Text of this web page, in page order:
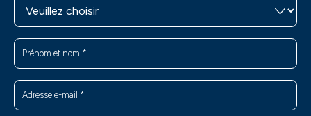
Prénom et nom *
Adresse e-mail *